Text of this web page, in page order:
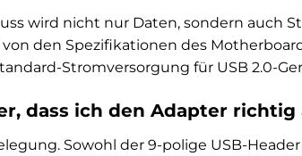
wird nicht nur Daten, sondern auch
den Spezifikationen des
Stromversorgung für USB 2.0-
dass ich den Adapter richtig
Sowohl der 9-polige USB-